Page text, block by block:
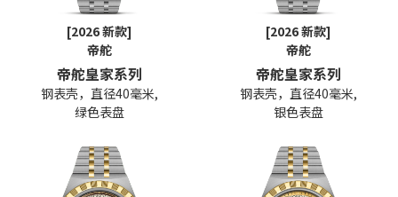
[2026 新款]
帝舵
帝舵皇家系列
钢表壳，直径40毫米,
绿色表盘
[2026 新款]
帝舵
帝舵皇家系列
钢表壳，直径40毫米,
银色表盘